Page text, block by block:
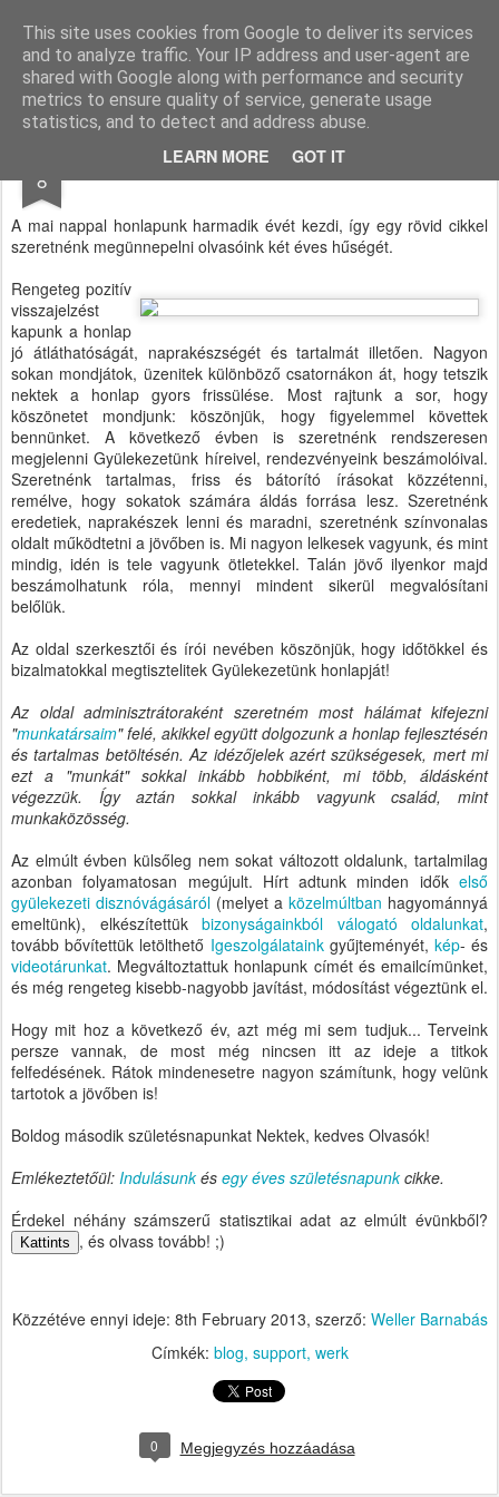
This site uses cookies from Google to deliver its services
and to analyze traffic. Your IP address and user-agent are
shared with Google along with performance and security
metrics to ensure quality of service, generate usage
statistics, and to detect and address abuse.
LEARN MORE GOT IT
Paksi Pünkösdi Gyülekezet A Magyar Pünkösdi Egyház paksi gyülekezetének hivatalos honlapja.
Pages
8 Kettő
A mai nappal honlapunk harmadik évét kezdi, így egy rövid cikkel
szeretnénk megünnepelni olvasóink két éves hűségét.
Rengeteg pozitív
visszajelzést
kapunk a honlap
jó átláthatóságát, naprakészségét és tartalmát illetően. Nagyon
sokan mondjátok, üzenitek különböző csatornákon át, hogy tetszik
nektek a honlap gyors frissülése. Most rajtunk a sor, hogy
köszönetet mondjunk: köszönjük, hogy figyelemmel követtek
bennünket. A következő évben is szeretnénk rendszeresen
megjelenni Gyülekezetünk híreivel, rendezvényeink beszámolóival.
Szeretnénk tartalmas, friss és bátorító írásokat közzétenni,
remélve, hogy sokatok számára áldás forrása lesz. Szeretnénk
eredetiek, naprakészek lenni és maradni, szeretnénk színvonalas
oldalt működtetni a jövőben is. Mi nagyon lelkesek vagyunk, és mint
mindig, idén is tele vagyunk ötletekkel. Talán jövő ilyenkor majd
beszámolhatunk róla, mennyi mindent sikerül megvalósítani
belőlük.
Az oldal szerkesztői és írói nevében köszönjük, hogy időtökkel és
bizalmatokkal megtisztelitek Gyülekezetünk honlapját!
Az oldal adminisztrátoraként szeretném most hálámat kifejezni
"munkatársaim" felé, akikkel együtt dolgozunk a honlap fejlesztésén
és tartalmas betöltésén. Az idézőjelek azért szükségesek, mert mi
ezt a "munkát" sokkal inkább hobbiként, mi több, áldásként
végezzük. Így aztán sokkal inkább vagyunk család, mint
munkaközösség.
Az elmúlt évben külsőleg nem sokat változott oldalunk, tartalmilag
azonban folyamatosan megújult. Hírt adtunk minden idők első
gyülekezeti disznóvágásáról (melyet a közelmúltban hagyománnyá
emeltünk), elkészítettük bizonyságainkból válogató oldalunkat,
tovább bővítettük letölthető Igeszolgálatainkgyűjteményét, kép- és
videotárunkat. Megváltoztattuk honlapunk címét és emailcímünket,
és még rengeteg kisebb-nagyobb javítást, módosítást végeztünk el.
Hogy mit hoz a következő év, azt még mi sem tudjuk... Terveink
persze vannak, de most még nincsen itt az ideje a titkok
felfedésének. Rátok mindenesetre nagyon számítunk, hogy velünk
tartotok a jövőben is!
Boldog második születésnapunkat Nektek, kedves Olvasók!
Emlékeztetőül: Indulásunkés egy éves születésnapunkcikke.
Érdekel néhány számszerű statisztikai adat az elmúlt évünkből?
Kattints , és olvass tovább! ;)
Közzétéve ennyi ideje: 8th February 2013, szerző: Weller Barnabás
Címkék: blog support werk
0 Megjegyzés hozzáadása